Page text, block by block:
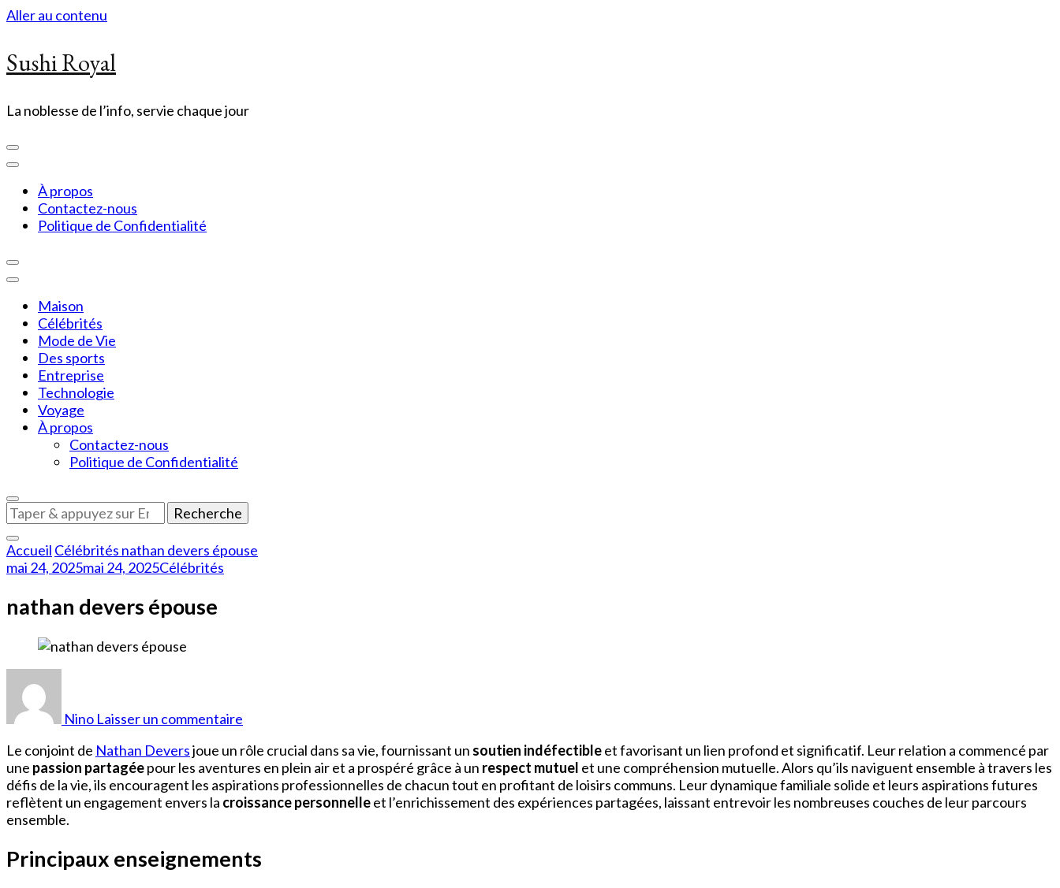
Aller au contenu
Sushi Royal
La noblesse de l’info, servie chaque jour
À propos
Contactez-nous
Politique de Confidentialité
Maison
Célébrités
Mode de Vie
Des sports
Entreprise
Technologie
Voyage
À propos
Contactez-nous
Politique de Confidentialité
Vous
recherchiez
quelque
chose
?
Accueil Célébrités nathan devers épouse
mai 24, 2025mai 24, 2025Célébrités
nathan devers épouse
Nino Laisser un commentaire
épouse
Le conjoint de Nathan Deversjoue un rôle crucial dans sa vie, fournissant un soutien indéfectibleet favorisant un lien profond et significatif. Leur relation a commencé par
une passion partagéepour les aventures en plein air et a prospéré grâce à un respect mutuel et une compréhension mutuelle. Alors qu’ils naviguent ensemble à travers les
défis de la vie, ils encouragent les aspirations professionnelles de chacun tout en profitant de loisirs communs. Leur dynamique familiale solide et leurs aspirations futures
reflètent un engagement envers la croissance personnelleet l’enrichissement des expériences partagées, laissant entrevoir les nombreuses couches de leur parcours
ensemble.
Principaux enseignements